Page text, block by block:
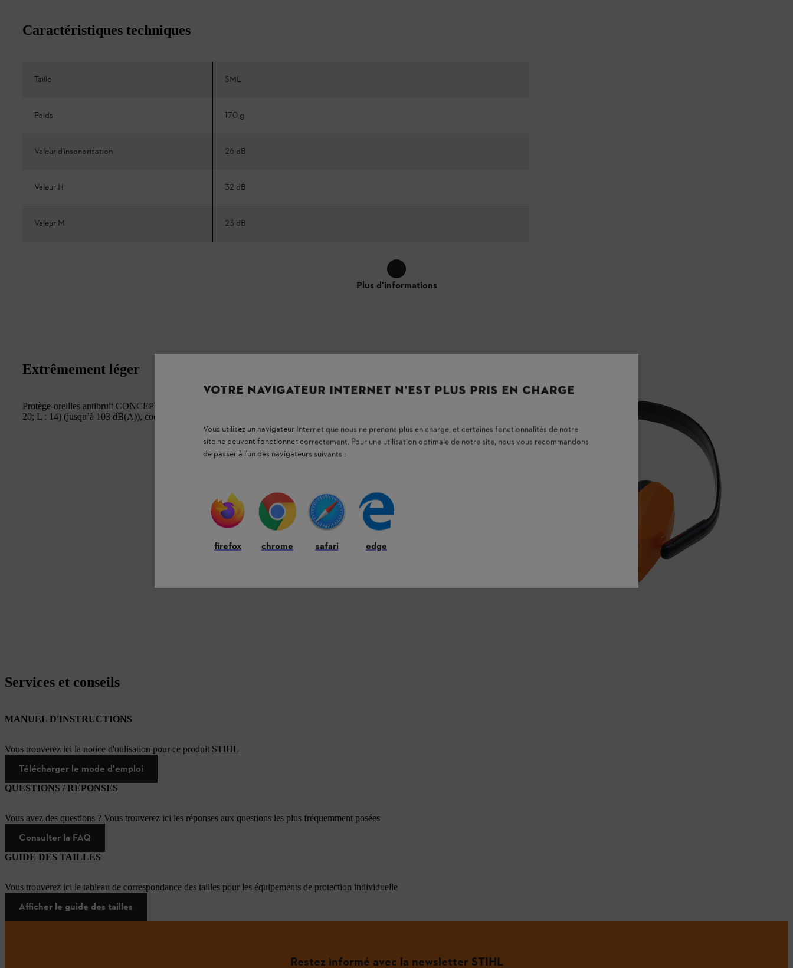
Caractéristiques techniques
Taille SML
Poids 170 g
Valeur d'insonorisation 26 dB
Valeur H 32 dB
Valeur M 23 dB
Plus d'informations
Extrêmement léger
Protège-oreilles antibruit CONCEPT-23. EN 352, très léger, pliable, oreillettes en mousse, SNR 23 (H : 27; M :
20; L : 14) (jusqu’à 103 dB(A)), coquilles et arceau orientables.
Services et conseils
MANUEL D'INSTRUCTIONS
Vous trouverez ici la notice d'utilisation pour ce produit STIHL
Télécharger le mode d'emploi
QUESTIONS / RÉPONSES
Vous avez des questions ? Vous trouverez ici les réponses aux questions les plus fréquemment posées
Consulter la FAQ
GUIDE DES TAILLES
Vous trouverez ici le tableau de correspondance des tailles pour les équipements de protection individuelle
Afficher le guide des tailles
Restez informé avec la newsletter STIHL
VOTRE NAVIGATEUR INTERNET N'EST PLUS PRIS EN CHARGE
Vous utilisez un navigateur Internet que nous ne prenons plus en charge, et certaines fonctionnalités de notre
site ne peuvent fonctionner correctement. Pour une utilisation optimale de notre site, nous vous recommandons
de passer à l'un des navigateurs suivants :
firefox chrome safari edge